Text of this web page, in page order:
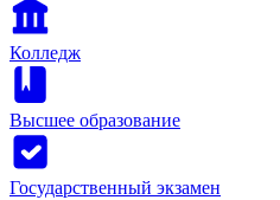
Колледж
Высшее образование
Государственный экзамен